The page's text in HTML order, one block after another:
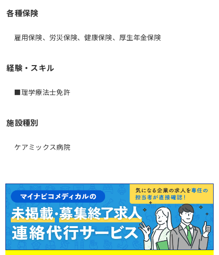
各種保険
雇用保険、労災保険、健康保険、厚生年金保険
経験・スキル
■理学療法士免許
施設種別
ケアミックス病院